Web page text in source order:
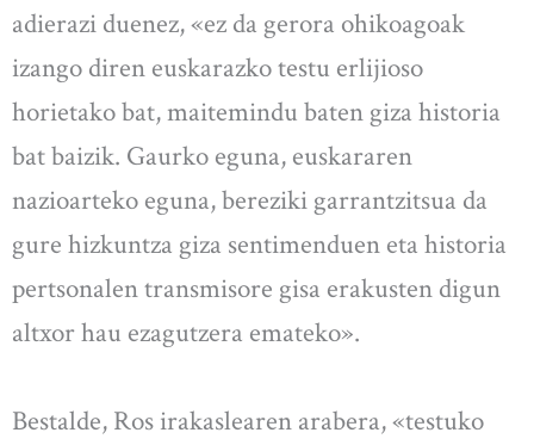
adierazi duenez, «ez da gerora ohikoagoak
izango diren euskarazko testu erlijioso
horietako bat, maitemindu baten giza historia
bat baizik. Gaurko eguna, euskararen
nazioarteko eguna, bereziki garrantzitsua da
gure hizkuntza giza sentimenduen eta historia
pertsonalen transmisore gisa erakusten digun
altxor hau ezagutzera emateko».
Bestalde, Ros irakaslearen arabera, «testuko